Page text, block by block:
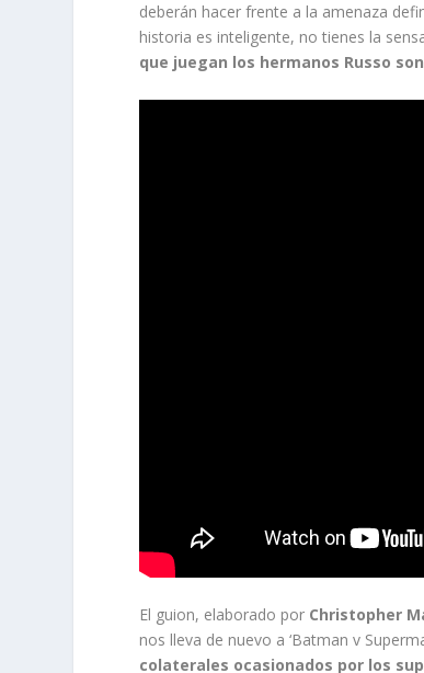
deberán hacer frente a la amenaza
historia es inteligente, no tienes la
que juegan los hermanos Russo
El guion, elaborado por Christopher
nos lleva de nuevo a ‘Batman v
colaterales ocasionados por los